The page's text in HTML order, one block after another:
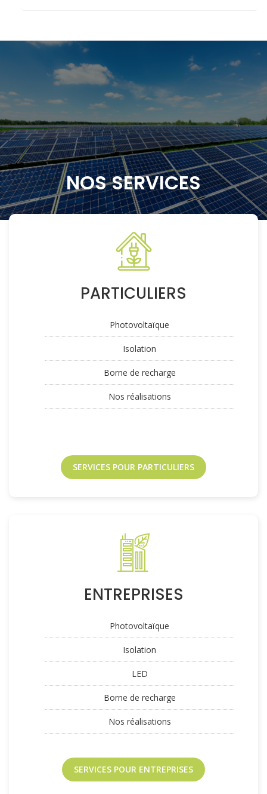
NOS SERVICES
PARTICULIERS
Photovoltaïque
Isolation
Borne de recharge
Nos réalisations
SERVICES POUR PARTICULIERS
ENTREPRISES
Photovoltaïque
Isolation
LED
Borne de recharge
Nos réalisations
SERVICES POUR ENTREPRISES